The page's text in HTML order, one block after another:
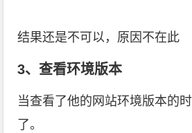
结果还是不可以，原因不在此
3、查看环境版本
当查看了他的网站环境版本的
了。